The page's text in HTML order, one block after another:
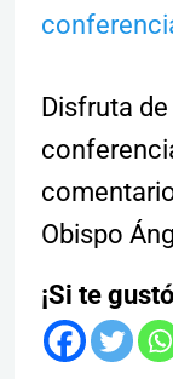
Disfruta
Obispo
¡Si te